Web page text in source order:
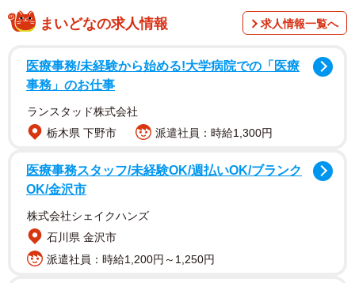
調査は、全国の20代～70代の男女1万人（男性4980人、女
実施されました。
まいどなの求人情報 求人情報一覧へ
医療事務/未経験から始める!大学病院での「医療
事務」のお仕事
ランスタッド株式会社
栃木県 下野市
派遣社員：時給1,300円
医療事務スタッフ/未経験OK/週払いOK/ブランク
OK/金沢市
株式会社シェイクハンズ
石川県 金沢市
派遣社員：時給1,200円～1,250円